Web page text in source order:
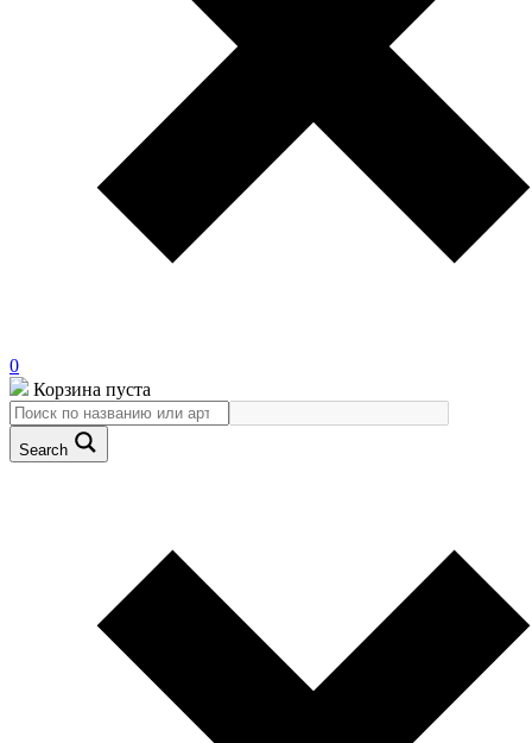
0
Корзина пуста
Search